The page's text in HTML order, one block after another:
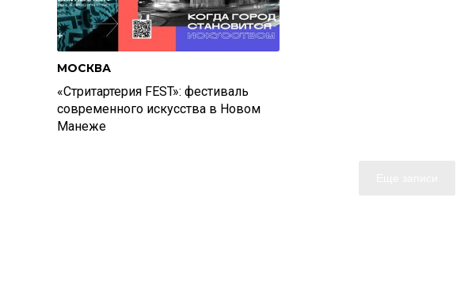
МОСКВА
«Стритартерия FEST»: фестиваль
современного искусства в Новом
Манеже